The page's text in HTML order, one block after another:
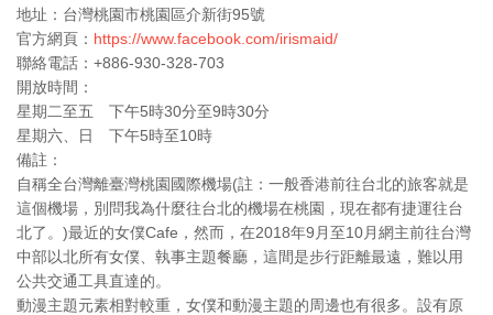
地址：台灣桃園市桃園區介新街95號
官方網頁： https://www.facebook.com/irismaid/
聯絡電話：+886-930-328-703
開放時間：
星期二至五 下午5時30分至9時30分
星期六、日 下午5時至10時
備註：
自稱全台灣離臺灣桃園國際機場(註：一般香港前往台北的旅客就是
這個機場，別問我為什麼往台北的機場在桃園，現在都有捷運往台
北了。)最近的女僕Cafe，然而，在2018年9月至10月網主前往台灣
中部以北所有女僕、執事主題餐廳，這間是步行距離最遠，難以用
公共交通工具直達的。
動漫主題元素相對較重，女僕和動漫主題的周邊也有很多。設有原